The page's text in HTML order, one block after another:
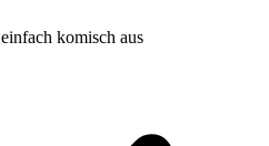
komisch aus